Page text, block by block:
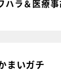
ラ＆医療
まいガチ